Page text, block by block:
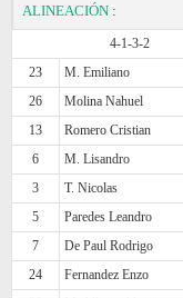
ALINEACIÓN :
4-1-3-2
23
M. Emiliano
26
Molina Nahuel
13
Romero Cristian
6
M. Lisandro
3
T. Nicolas
5
Paredes Leandro
7
De Paul Rodrigo
24
Fernandez Enzo